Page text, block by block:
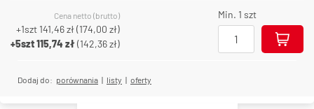
Cena netto (brutto)
+1szt 141,46 zł(174,00 zł)
+5szt115,74 zł(142,36 zł)
Min. 1 szt
Dodaj do: porównania | listy | oferty